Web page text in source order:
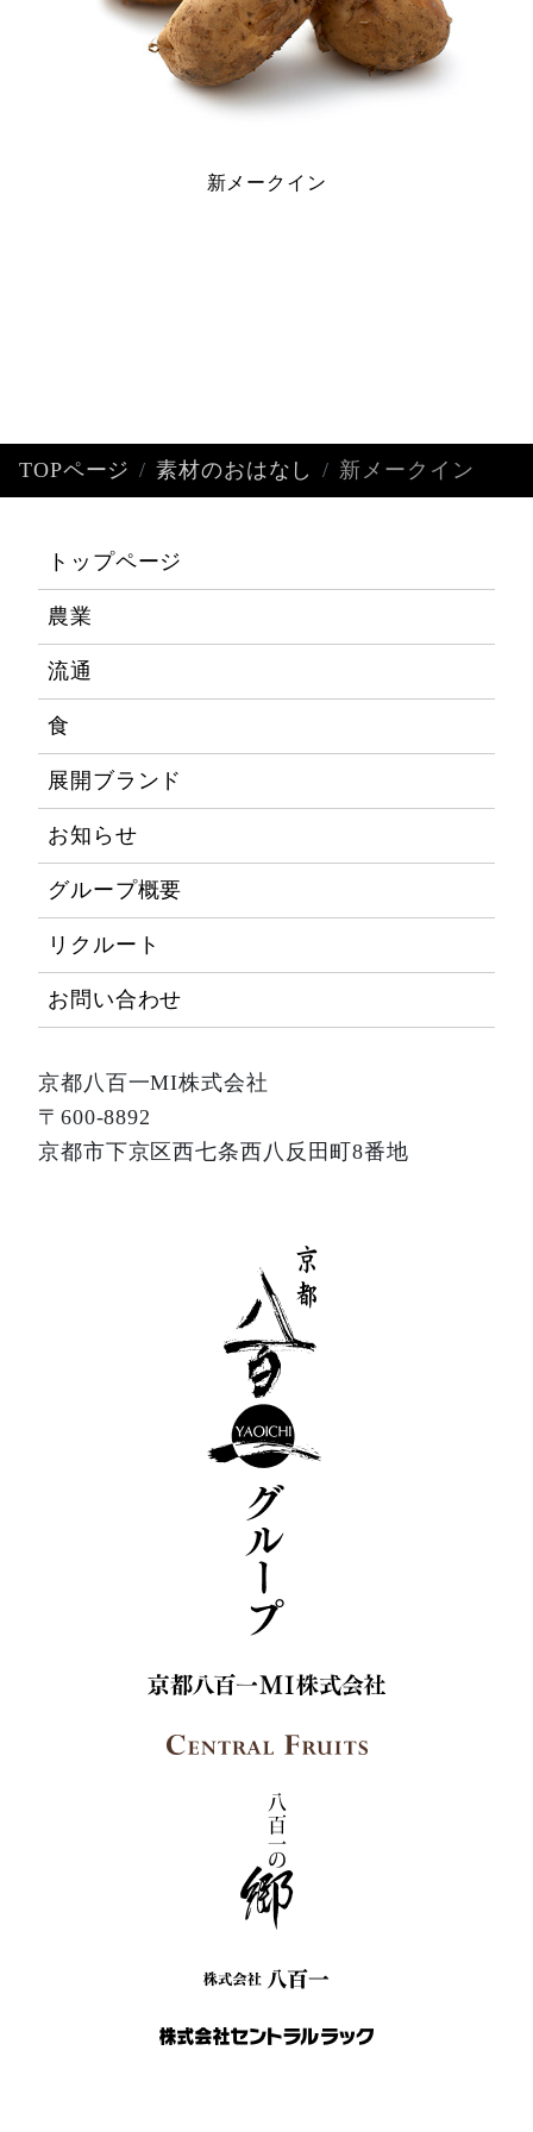
新メークイン
TOPページ 素材のおはなし 新メークイン
トップページ
農業
流通
食
展開ブランド
お知らせ
グループ概要
リクルート
お問い合わせ
京都八百一MI株式会社
〒600-8892
京都市下京区西七条西八反田町8番地